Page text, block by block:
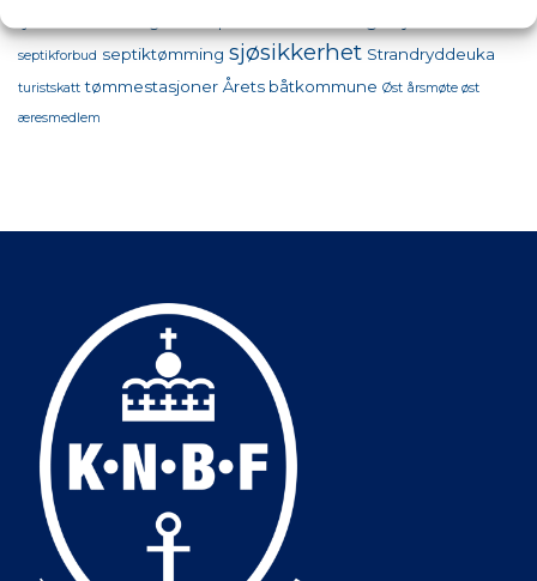
septikforbud septiktømming sjøsikkerhet Strandryddeuka
turistskatt tømmestasjoner Årets båtkommune Øst årsmøte øst
æresmedlem